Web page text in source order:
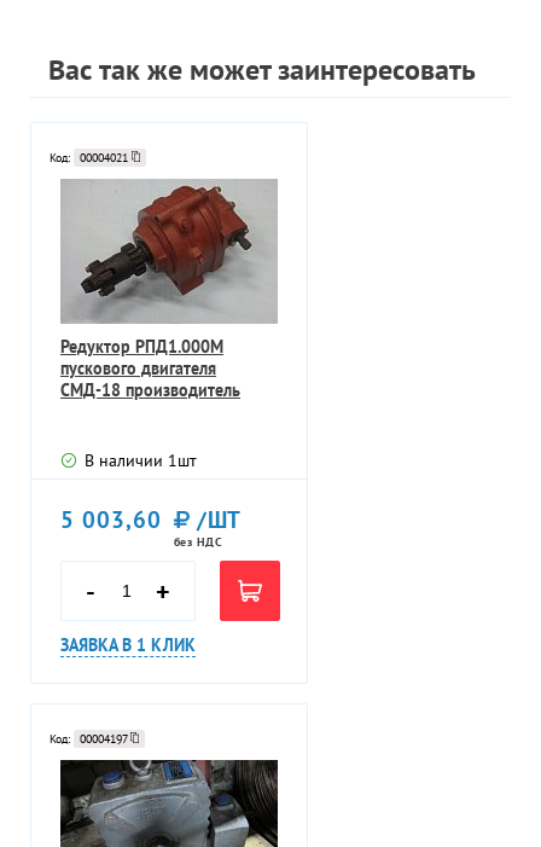
Вас так же может заинтересовать
Код: 00004021
Редуктор РПД1.000М
пускового двигателя
СМД-18 производитель
В наличии 1шт
5 003,60 /ШТ
без НДС
- +
ЗАЯВКА В 1 КЛИК
Код: 00004197